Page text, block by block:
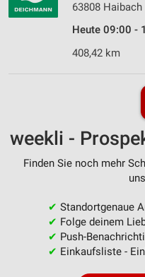
63808 Haibach
Heute 09:00 -
408,42 km
weekli -
Finden Sie noch mehr
✔ Standortgenaue
✔ Folge deinem
✔ Push-
✔ Einkaufsliste -